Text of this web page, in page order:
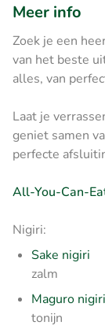
Meer info
Zoek je een
van het beste
alles, van
Laat je
geniet samen
perfecte
All-You-Can-
Nigiri:
Sake nigiri
zalm
Maguro nigiri
tonijn